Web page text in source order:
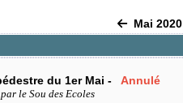
Mai 2020
du 1er Mai -Annulé
le Sou des Ecoles